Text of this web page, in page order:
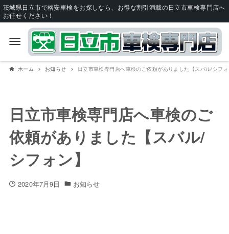
茨城県日立市で格安車検をお探しなら、お得な割引満載の日立市車検専門店へ
お任せください！
ホーム お知らせ 日立市車検専門店へ車検のご依頼がありました【スバル/シフ
日立市車検専門店へ車検のご
依頼がありました【スバル/
シフォン】
2020年7月9日 お知らせ